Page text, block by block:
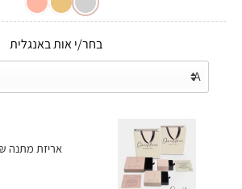
בחר/י אות באנגלית
אריזת מתנה